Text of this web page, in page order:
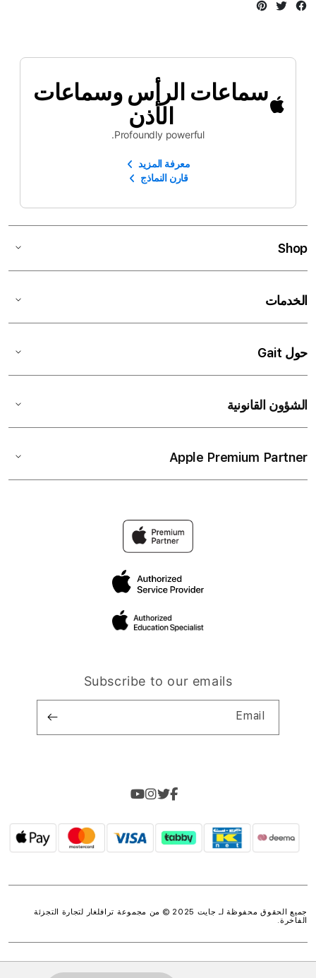
Facebook
Twitter
سماعات الرأس وسماعات
الأذن
Profoundly powerful.
معرفة المزيد
قارن النماذج
Shop
الخدمات
حول Gait
الشؤون القانونية
Apple Premium Partner
Subscribe to our emails
Email
جميع الحقوق محفوظة لـ جايت 2025 © من مجموعة
ترافلغار لتجارة التجزئة
الفاخرة.